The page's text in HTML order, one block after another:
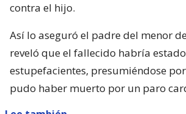
contra el hijo.
Así lo aseguró el padre del menor
reveló que el fallecido habría
estupefacientes, presumiéndose
pudo haber muerto por un paro